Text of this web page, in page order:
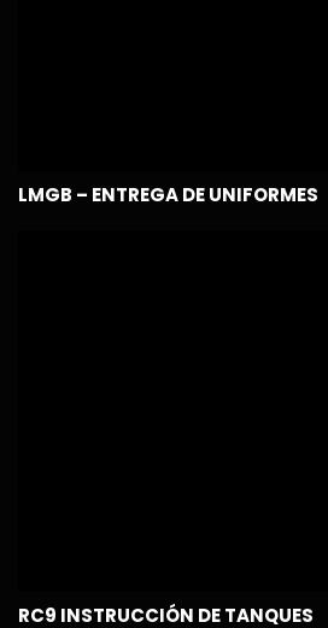
LMGB – ENTREGA DE UNIFORMES
RC9 INSTRUCCIÓN DE TANQUES